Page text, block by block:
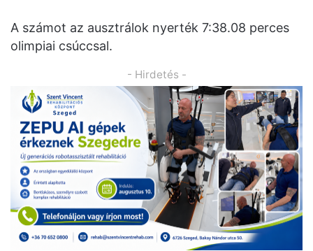
A számot az ausztrálok nyerték 7:38.08 perces
olimpiai csúccsal.
- Hirdetés -